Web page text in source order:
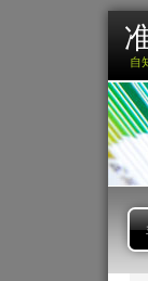
自